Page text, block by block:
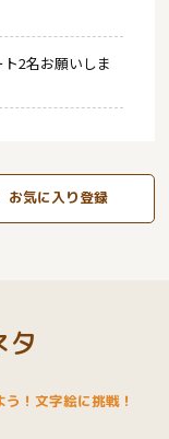
2名お願いしま
お気に入り登録
！文字絵に挑戦！